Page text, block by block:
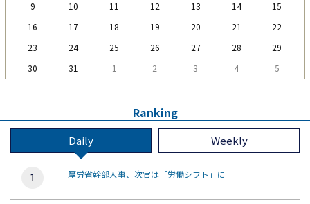
9
10 11 12 13 14
15
16
17 18 19 20 21
22
23
24 25 26 27 28
29
30
31 1 2 3 4 5
Ranking
Daily Weekly
厚労省幹部人事、次官は「労働シフト」に